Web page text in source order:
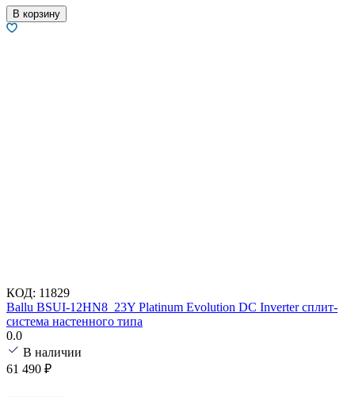
В корзину
КОД: 11829
Ballu BSUI-12HN8_23Y Platinum Evolution DC Inverter сплит-
система настенного типа
0.0
В наличии
61 490 ₽